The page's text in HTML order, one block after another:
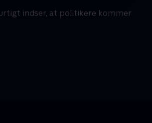
indser, at politikere kommer